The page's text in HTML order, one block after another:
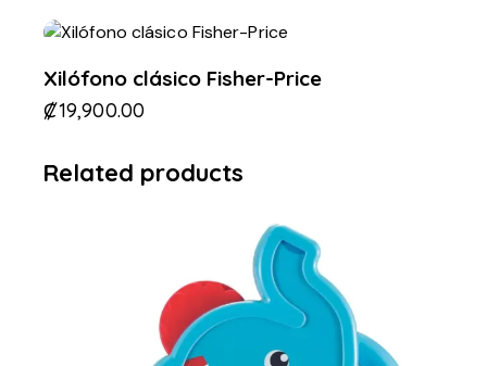
Xilófono clásico Fisher-Price
₡19,900.00
Related products